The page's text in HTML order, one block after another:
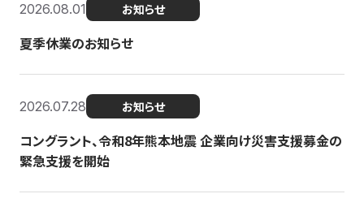
2026.08.01 お知らせ
夏季休業のお知らせ
2026.07.28 お知らせ
コングラント、令和8年熊本地震 企業向け災害支援募金の
緊急支援を開始